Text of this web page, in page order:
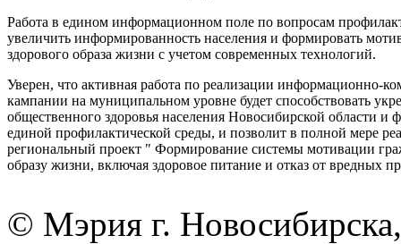
Работа в едином информационном поле по вопросам
увеличить информированность населения и формировать
здорового образа жизни с учетом современных технологий.
Уверен, что активная работа по реализации информационно-
кампании на муниципальном уровне будет способствовать
общественного здоровья населения Новосибирской области и
единой профилактической среды, и позволит в полной мере
региональный проект " Формирование системы мотивации
образу жизни, включая здоровое питание и отказ от вредных
© Мэрия г.